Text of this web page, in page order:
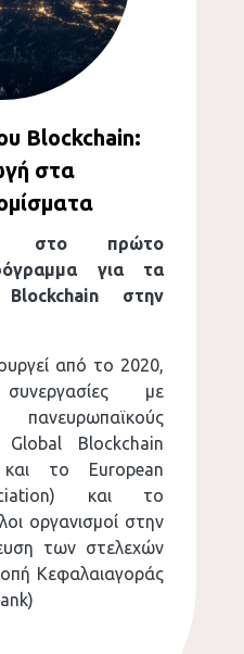
Blockchain:
στα
στo πρώτο
για τα
στην
από το 2020,
με
πανευρωπαϊκούς
Blockchain
το European
και το
οργανισμοί στην
των στελεχών
Κεφαλαιαγοράς